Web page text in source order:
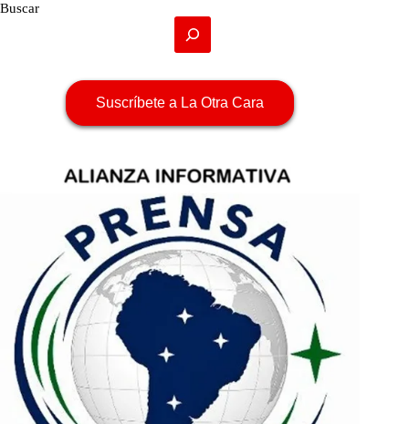
Buscar
Suscríbete a La Otra Cara